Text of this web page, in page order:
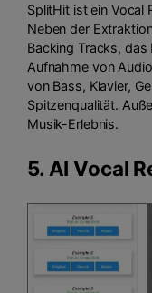
SplitHit ist ein Vocal
Neben der
Backing Tracks,
Aufnahme von
von Bass, Klavier,
Spitzenqualität.
Musik-Erlebnis.
5. AI Vocal